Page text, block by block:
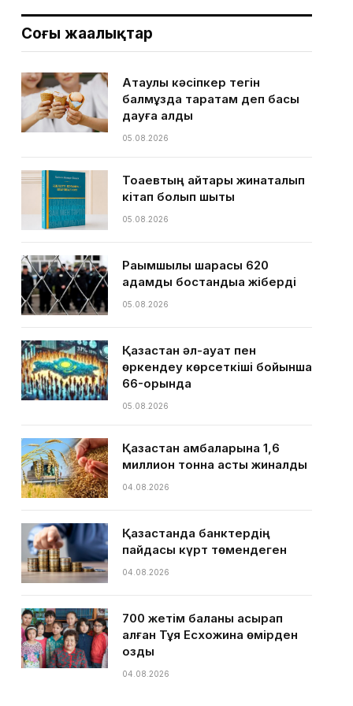
Соңғы жаңалықтар
Ақтаулық кәсіпкер тегін
балмұздақ таратам деп басы
дауға қалды
05.08.2026
Тоқаевтың айтқары жинақталып
кітап болып шықты
05.08.2026
Рақымшылық шарасы 620
адамды бостандыққа жіберді
05.08.2026
Қазақстан әл-ауқат пен
өркендеу көрсеткіші бойынша
66-орында
05.08.2026
Қазақстан қамбаларына 1,6
миллион тонна астық жиналды
04.08.2026
Қазақстанда банктердің
пайдасы күрт төмендеген
04.08.2026
700 жетім баланы асырап
алған Тұяқ Есхожина өмірден
озды
04.08.2026